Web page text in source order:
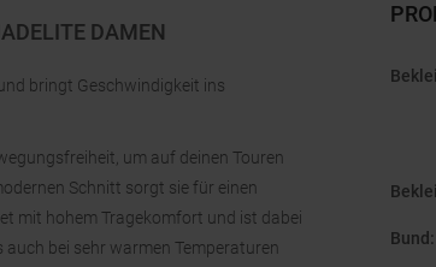
DAMEN
bringt Geschwindigkeit ins
um auf deinen Touren
Schnitt sorgt sie für einen
mit hohem Tragekomfort und ist dabei
bei sehr warmen Temperaturen
Bund :